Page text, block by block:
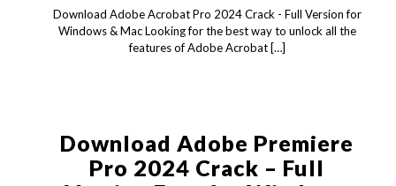
Download Adobe Acrobat Pro 2024 Crack - Full Version for
Windows & Mac Looking for the best way to unlock all the
features of Adobe Acrobat[…]
Download Adobe Premiere
Pro 2024 Crack – Full